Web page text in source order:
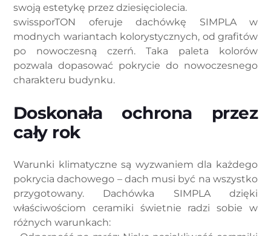
swoją estetykę przez dziesięciolecia.
swissporTON oferuje dachówkę SIMPLA w
modnych wariantach kolorystycznych, od grafitów
po nowoczesną czerń. Taka paleta kolorów
pozwala dopasować pokrycie do nowoczesnego
charakteru budynku.
Doskonała ochrona przez
cały rok
Warunki klimatyczne są wyzwaniem dla każdego
pokrycia dachowego – dach musi być na wszystko
przygotowany. Dachówka SIMPLA dzięki
właściwościom ceramiki świetnie radzi sobie w
różnych warunkach: